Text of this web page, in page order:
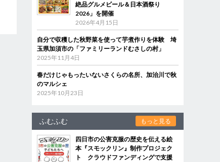
絶品グルメビール＆日本酒祭り
2026」を開催
2026年4月15日
自分で収穫した秋野菜を使って芋煮作りを体験 埼
玉県加須市の「ファミリーランドむさしの村」
2025年11月4日
春だけじゃもったいないさくらの名所、加治川で秋
のマルシェ
2025年10月23日
ふむふむ もっと見る
四日市の公害克服の歴史を伝える絵
本『スモックリン』制作プロジェク
ト クラウドファンディングで支援